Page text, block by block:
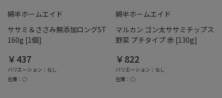
綿半ホームエイド
ササミ＆ささみ無添加ロングST
160g [1個]
￥437
バリエーション：なし
在庫：○
綿半ホームエイド
マルカン ゴン太ササミチップス
野菜 プチタイプ 赤 [130g]
￥822
バリエーション：なし
在庫：○